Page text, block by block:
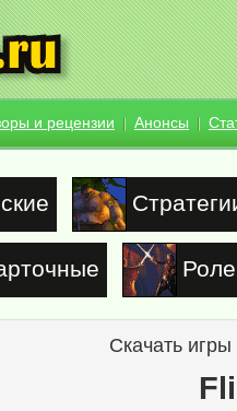
и рецензии Анонсы
Скачать